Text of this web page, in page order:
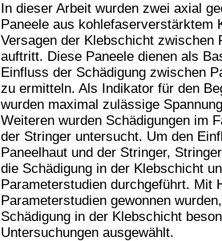
In dieser Arbeit wurden zwei axial
Paneele aus kohlefaserverstärktem
Versagen der Klebschicht zwischen
auftritt. Diese Paneele dienen als
Einfluss der Schädigung zwischen
zu ermitteln. Als Indikator für den
wurden maximal zulässige
Weiteren wurden Schädigungen im
der Stringer untersucht. Um den
Paneelhaut und der Stringer,
die Schädigung in der Klebschicht
Parameterstudien durchgeführt. Mit
Parameterstudien gewonnen
Schädigung in der Klebschicht
Untersuchungen ausgewählt.